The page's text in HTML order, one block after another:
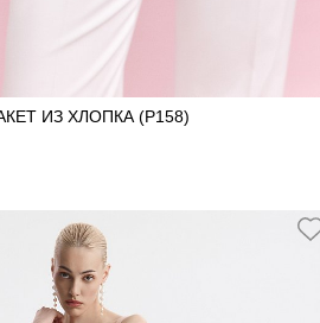
50
ИЗ ХЛОПКА (Р158)